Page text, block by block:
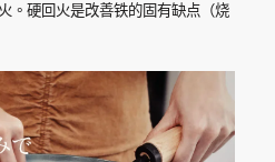
。硬回火是改善铁的固有缺点（烧